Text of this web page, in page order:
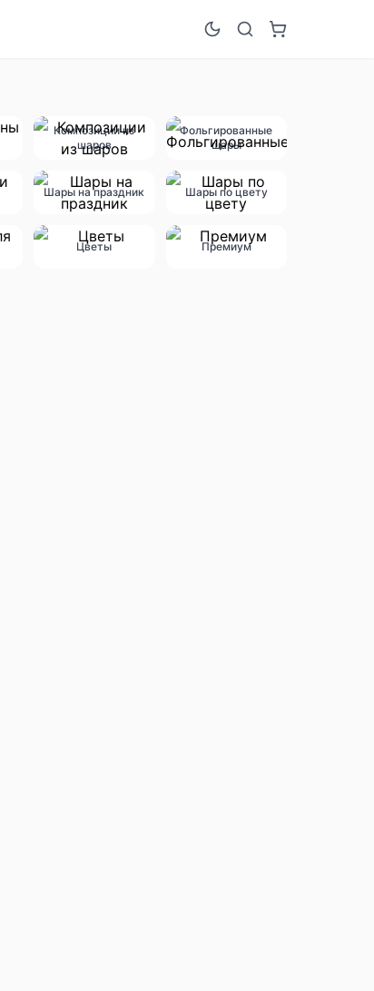
Композиции из
шаров
Фольгированные
шары
Шары на праздник Шары по цвету
Цветы Премиум